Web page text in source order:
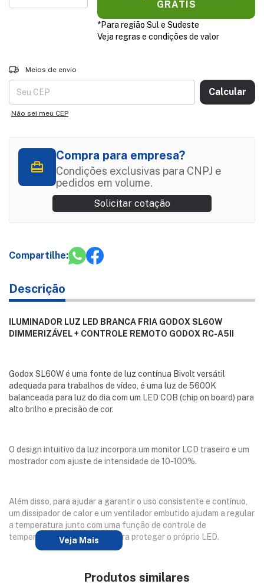
*Para região Sul e Sudeste
Veja regras e condições de valor
Entregas para o CEP:
Meios de envio
Calcular
Não sei meu CEP
Compra para empresa?
Condições exclusivas para CNPJ e
pedidos em volume.
Solicitar cotação
Compartilhe:
Descrição
ILUMINADOR LUZ LED BRANCA FRIA GODOX SL60W
DIMMERIZÁVEL + CONTROLE REMOTO GODOX RC-A5II
Godox SL60W é uma fonte de luz contínua Bivolt versátil
adequada para trabalhos de vídeo, é uma luz de 5600K
balanceada para luz do dia com um LED COB (chip on board) para
alto brilho e precisão de cor.
O design intuitivo da luz incorpora um monitor LCD traseiro e um
mostrador com ajuste de intensidade de 10-100%.
Além disso, para ajudar a garantir o uso consistente e contínuo,
um dissipador de calor e um ventilador embutido ajudam a regular
a temperatura junto com uma função de controle de
temperatura especializada para proteger o próprio LED.
A luz também está configurada para aceitar modificadores de
Veja Mais
Produtos similares